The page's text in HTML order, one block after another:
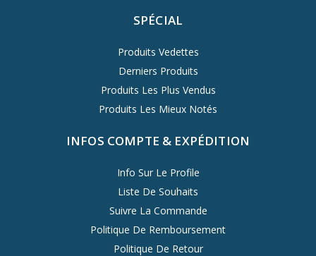
SPÉCIAL
Produits Vedettes
Derniers Produits
Produits Les Plus Vendus
Produits Les Mieux Notés
INFOS COMPTE & EXPÉDITION
Info Sur Le Profile
Liste De Souhaits
Suivre La Commande
Politique De Remboursement
Politique De Retour